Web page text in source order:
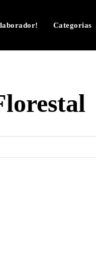
Categorias